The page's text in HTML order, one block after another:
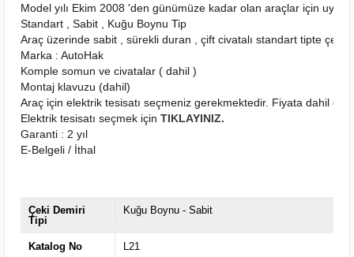
Model yılı Ekim 2008 'den günümüze kadar olan araçlar için
Standart , Sabit , Kuğu Boynu Tip
Araç üzerinde sabit , sürekli duran , çift civatalı standart tipte çeki
Marka : AutoHak
Komple somun ve civatalar ( dahil )
Montaj klavuzu (dahil)
Araç için elektrik tesisatı seçmeniz gerekmektedir. Fiyata dahil
Elektrik tesisatı seçmek için TIKLAYINIZ.
Garanti : 2 yıl
E-Belgeli / İthal
Çeki Demiri
Tipi
Kuğu Boynu - Sabit
Katalog No L21